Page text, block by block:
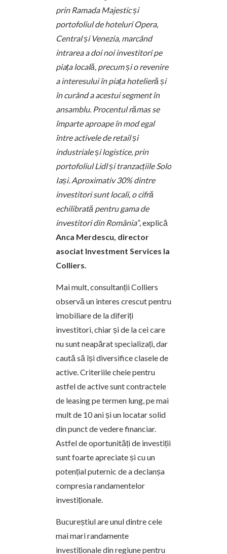
prin Ramada Majestic și
portofoliul de hoteluri Opera,
Central și Venezia, marcând
intrarea a doi noi investitori pe
piața locală, precum și o revenire
a interesului în piața hotelieră și
în curând a acestui segment în
ansamblu. Procentul rămas se
împarte aproape în mod egal
între activele de retail și
industriale și logistice, prin
portofoliul Lidl și tranzacțiile Solo
Iași. Aproximativ 30% dintre
investitori sunt locali, o cifră
echilibrată pentru gama de
investitori din România”, explică
Anca Merdescu, director
asociat Investment Services la
Colliers.
Mai mult, consultanții Colliers
observă un interes crescut pentru
imobiliare de la diferiți
investitori, chiar și de la cei care
nu sunt neapărat specializați, dar
caută să își diversifice clasele de
active. Criteriile cheie pentru
astfel de active sunt contractele
de leasing pe termen lung, pe mai
mult de 10 ani și un locatar solid
din punct de vedere financiar.
Astfel de oportunități de investiții
sunt foarte apreciate și cu un
potențial puternic de a declanșa
compresia randamentelor
investiționale.
Bucureștiul are unul dintre cele
mai mari randamente
investiționale din regiune pentru